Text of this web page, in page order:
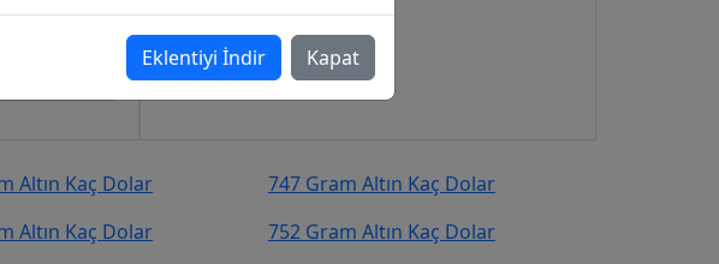
Altın Kaç Dolar
747 Gram Altın Kaç Dolar
Altın Kaç Dolar
752 Gram Altın Kaç Dolar
Eklentiyi İndir Kapat